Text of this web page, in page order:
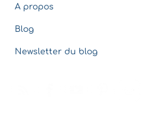
A propos
Blog
Newsletter du blog